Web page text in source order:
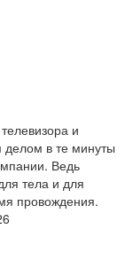
и
в те минуты
Ведь
тела и для
провождения.